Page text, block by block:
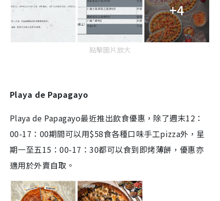
+4
點擊圖片放大
Playa de Papagayo
Playa de Papagayo最近推出飲食優惠， 除了週末12：
00-17：00期間可以用$58食各種口味手工pizza外，星
期一至五15：00-17：30都可以食到即烤薄餅，優惠亦
適用於外賣自取。